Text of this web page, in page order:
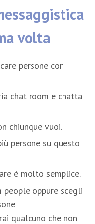
volta
persone con
chat room e chatta
chiunque vuoi.
persone su questo
è molto semplice.
oppure scegli
qualcuno che non